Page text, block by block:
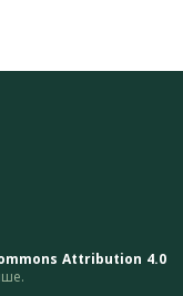
Attribution 4.0